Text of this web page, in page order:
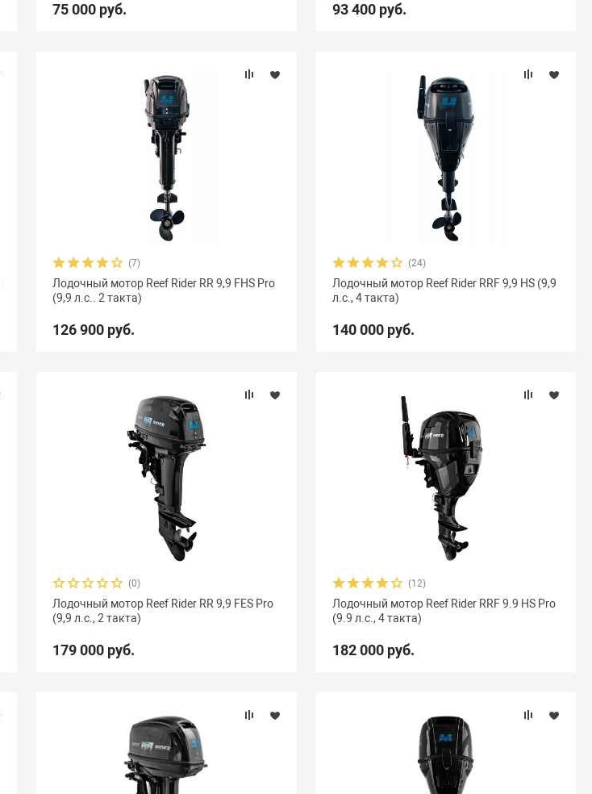
75 000 руб. 93 400 руб.
(7)
Лодочный мотор Reef Rider RR 9,9 FHS Pro
(9,9 л.с.. 2 такта)
126 900 руб.
(24)
Лодочный мотор Reef Rider RRF 9,9 HS (9,9
л.с., 4 такта)
140 000 руб.
(0)
Лодочный мотор Reef Rider RR 9,9 FES Pro
(9,9 л.с., 2 такта)
179 000 руб.
(12)
Лодочный мотор Reef Rider RRF 9.9 HS Pro
(9.9 л.с., 4 такта)
182 000 руб.